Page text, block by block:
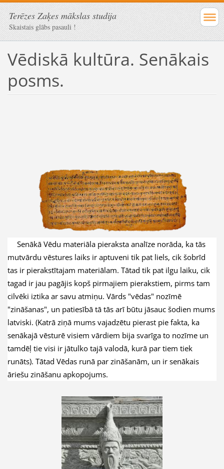
Terēzes Zaķes mākslas studija
Skaistais glābs pasauli !
Vēdiskā kultūra. Senākais
posms.
Senākā Vēdu materiāla pieraksta analīze norāda, ka tās
mutvārdu vēstures laiks ir aptuveni tik pat liels, cik šobrīd
tas ir pierakstītajam materiālam. Tātad tik pat ilgu laiku, cik
tagad ir jau pagājis kopš pirmajiem pierakstiem, pirms tam
cilvēki iztika ar savu atmiņu. Vārds "vēdas" nozīmē
"zināšanas", un patiesībā tā tās arī būtu jāsauc šodien mums
latviski. (Katrā ziņā mums vajadzētu pierast pie fakta, ka
senākajā vēsturē visiem vārdiem bija svarīga to nozīme un
tamdēļ tie visi ir jātulko tajā valodā, kurā par tiem tiek
runāts). Tātad Vēdas runā par zināšanām, un ir senākais
āriešu zināšanu apkopojums.